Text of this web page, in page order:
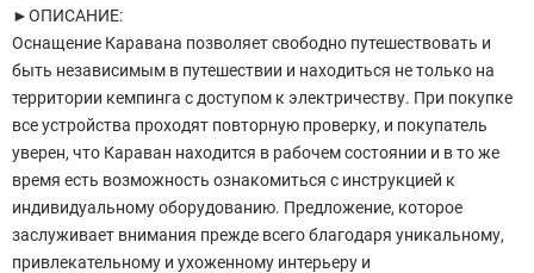
►ОПИСАНИЕ:
Оснащение Каравана позволяет свободно путешествовать и
быть независимым в путешествии и находиться не только на
территории кемпинга с доступом к электричеству. При покупке
все устройства проходят повторную проверку, и покупатель
уверен, что Караван находится в рабочем состоянии и в то же
время есть возможность ознакомиться с инструкцией к
индивидуальному оборудованию. Предложение, которое
заслуживает внимания прежде всего благодаря уникальному,
привлекательному и ухоженному интерьеру и